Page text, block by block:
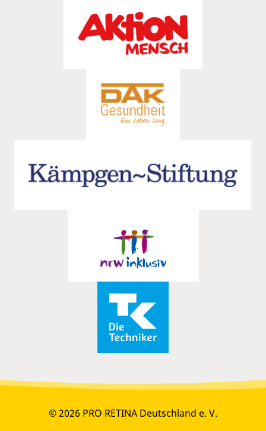
© 2026 PRO RETINA Deutschland e. V.